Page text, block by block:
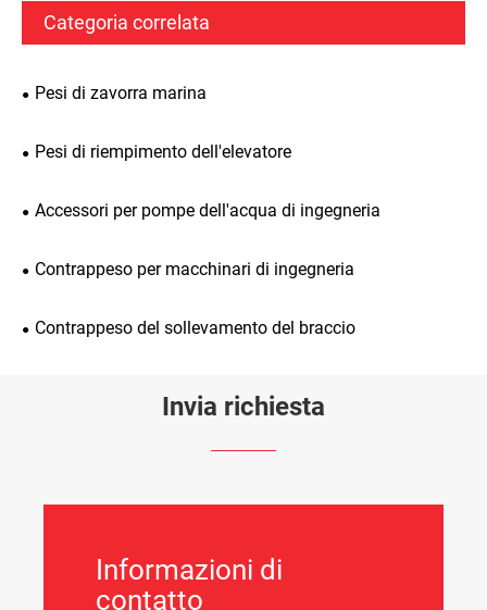
Categoria correlata
Pesi di zavorra marina
Pesi di riempimento dell'elevatore
Accessori per pompe dell'acqua di ingegneria
Contrappeso per macchinari di ingegneria
Contrappeso del sollevamento del braccio
Invia richiesta
Informazioni di
contatto